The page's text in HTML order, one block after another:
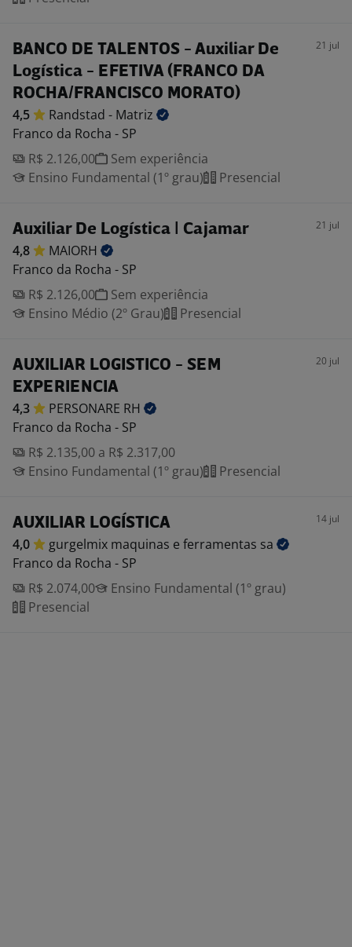
BANCO DE TALENTOS - Auxiliar De
Logística - EFETIVA (FRANCO DA
ROCHA/FRANCISCO MORATO)
21 jul
4,5 Randstad - Matriz
Franco da Rocha - SP
R$ 2.126,00
Sem experiência
Ensino Fundamental (1º grau)
Presencial
Auxiliar De Logística | Cajamar 21 jul
4,8
MAIORH
Franco da Rocha - SP
R$ 2.126,00
Sem experiência
Ensino Médio (2º Grau)
Presencial
AUXILIAR LOGISTICO - SEM
EXPERIENCIA
20 jul
4,3 PERSONARE RH
Franco da Rocha - SP
R$ 2.135,00 a R$ 2.317,00
Ensino Fundamental (1º grau)
Presencial
AUXILIAR LOGÍSTICA 14 jul
4,0 gurgelmix maquinas e ferramentas sa
Franco da Rocha - SP
R$ 2.074,00
Ensino Fundamental (1º grau)
Presencial